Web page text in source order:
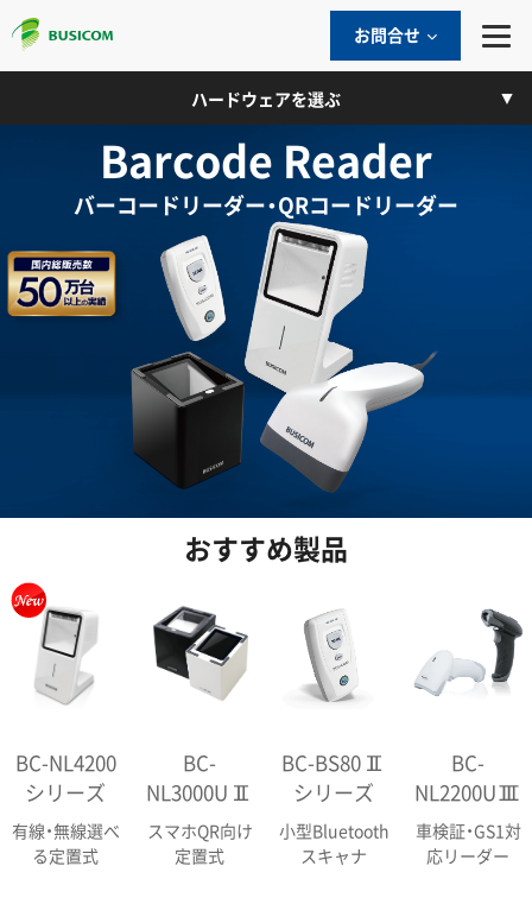
お問合せ
ハードウェアを選ぶ
バーコードリーダー・QRコードリーダー
Barcode Reader
おすすめ製品
BC-NL4200
シリーズ
有線・無線選べ
る定置式
BC-
NL3000UⅡ
スマホQR向け
定置式
BC-BS80Ⅱ
シリーズ
小型Bluetooth
スキャナ
BC-
NL2200UⅢ
車検証・GS1対
応リーダー